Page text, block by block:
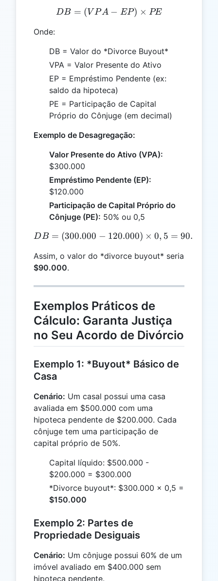
DB = (VPA - EP) \times
DB = (V PA − EP) × PE
Onde:
DB = Valor do *Divorce Buyout*
VPA = Valor Presente do Ativo
EP = Empréstimo Pendente (ex:
saldo da hipoteca)
PE = Participação de Capital
Próprio do Cônjuge (em decimal)
Exemplo de Desagregação:
Valor Presente do Ativo (VPA):
$300.000
Empréstimo Pendente (EP):
$120.000
Participação de Capital Próprio do
Cônjuge (PE): 50% ou 0,5
DB = (300.000 - 120.000)
DB = (300.000 − 120.000) × 0, 5 = 90.000
Assim, o valor do *divorce buyout* seria
$90.000.
Exemplos Práticos de
Cálculo: Garanta Justiça
no Seu Acordo de Divórcio
Exemplo 1: *Buyout* Básico de
Casa
Cenário: Um casal possui uma casa
avaliada em $500.000 com uma
hipoteca pendente de $200.000. Cada
cônjuge tem uma participação de
capital próprio de 50%.
Capital líquido: $500.000 -
$200.000 = $300.000
*Divorce buyout*: $300.000 × 0,5 =
$150.000
Exemplo 2: Partes de
Propriedade Desiguais
Cenário: Um cônjuge possui 60% de um
imóvel avaliado em $400.000 sem
hipoteca pendente.